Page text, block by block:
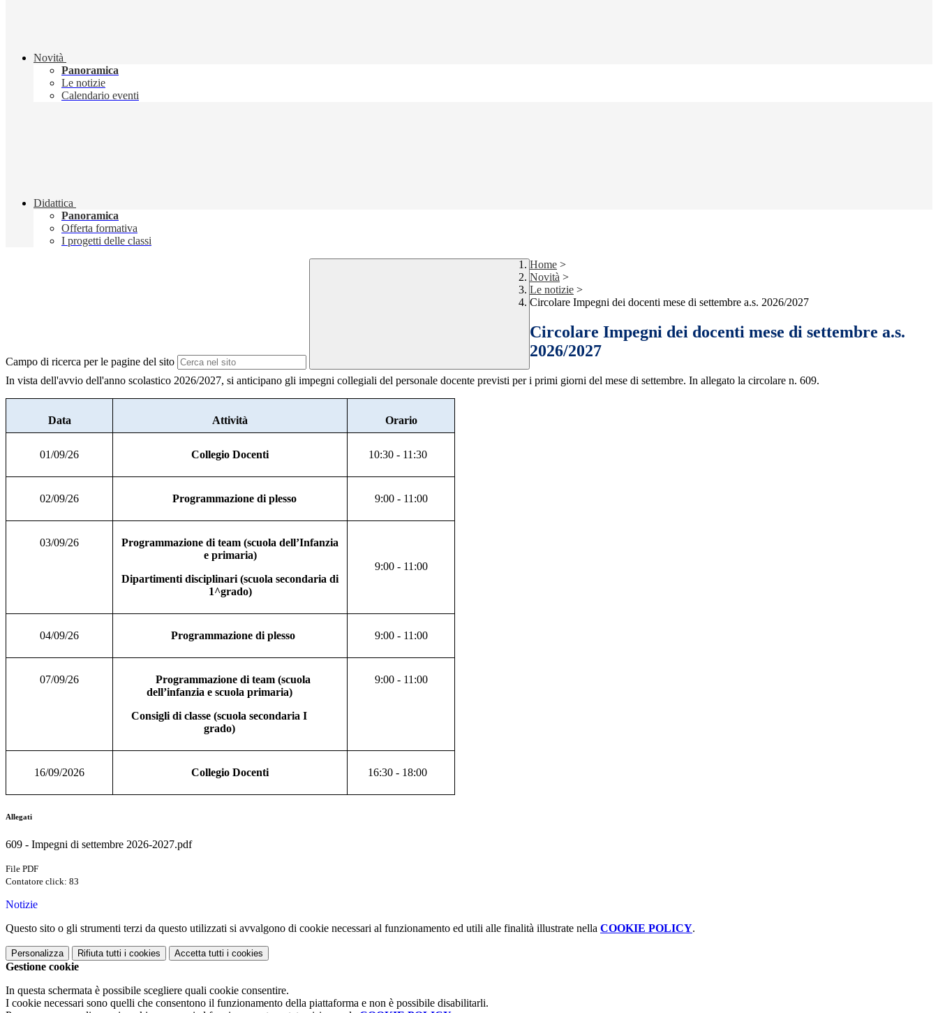
Novità
Panoramica
Le notizie
Calendario eventi
Didattica
Panoramica
Offerta formativa
I progetti delle classi
Campo di ricerca per le pagine del sito
Home >
Novità >
Le notizie >
Circolare Impegni dei docenti mese di settembre a.s. 2026/2027
Circolare Impegni dei docenti mese di settembre a.s.
2026/2027
In vista dell'avvio dell'anno scolastico 2026/2027, si anticipano gli impegni collegiali del personale docente previsti per i primi giorni del mese di settembre. In allegato la circolare n. 609.
Data Attività Orario
01/09/26 Collegio Docenti 10:30 - 11:30
02/09/26 Programmazione di plesso 9:00 - 11:00
03/09/26
Programmazione di team (scuola dell’Infanzia
e primaria)
Dipartimenti disciplinari (scuola secondaria di
1^grado)
9:00 - 11:00
04/09/26 Programmazione di plesso 9:00 - 11:00
07/09/26
Programmazione di team (scuola
dell’infanzia e scuola primaria)
Consigli di classe (scuola secondaria I
grado)
9:00 - 11:00
16/09/2026 Collegio Docenti 16:30 - 18:00
Allegati
609 - Impegni di settembre 2026-2027.pdf
File PDF
Contatore click: 83
Notizie
Questo sito o gli strumenti terzi da questo utilizzati si avvalgono di cookie necessari al funzionamento ed utili alle finalità illustrate nella COOKIE POLICY.
Personalizza Rifiuta tutti i cookies Accetta tutti i cookies
Gestione cookie
In questa schermata è possibile scegliere quali cookie consentire.
I cookie necessari sono quelli che consentono il funzionamento della piattaforma e non è possibile disabilitarli.